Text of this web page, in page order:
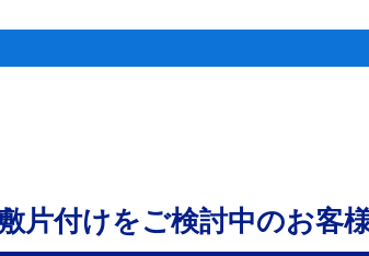
片付けをご検討中のお客